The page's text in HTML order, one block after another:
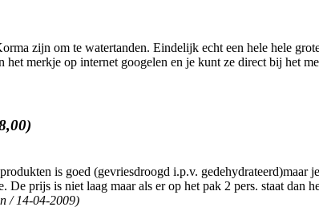
zijn om te watertanden. Eindelijk echt een hele hele
merkje op internet googelen en je kunt ze direct bij het
is goed (gevriesdroogd i.p.v.
prijs is niet laag maar als er op het pak 2 pers. staat dan
/ 14-04-2009)